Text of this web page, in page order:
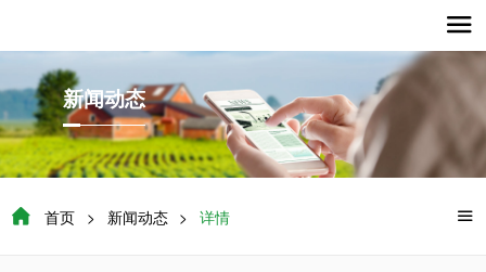

新闻动态
 首页 > 新闻动态 > 详情 